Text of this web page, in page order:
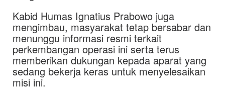
Kabid Humas Ignatius Prabowo juga
mengimbau, masyarakat tetap bersabar dan
menunggu informasi resmi terkait
perkembangan operasi ini serta terus
memberikan dukungan kepada aparat yang
sedang bekerja keras untuk menyelesaikan
misi ini.